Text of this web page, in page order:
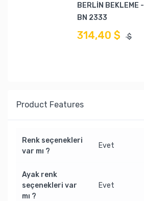
BERLİN BEKLEME -
BN 2333
314,40 $ $
Product Features
Renk seçenekleri
var mı ?
Evet
Ayak renk
seçenekleri var
mı ?
Evet